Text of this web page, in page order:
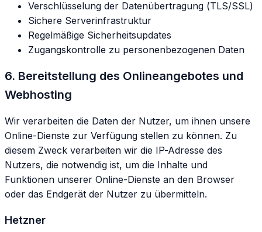
Verschlüsselung der Datenübertragung (TLS/SSL)
Sichere Serverinfrastruktur
Regelmäßige Sicherheitsupdates
Zugangskontrolle zu personenbezogenen Daten
6. Bereitstellung des Onlineangebotes und
Webhosting
Wir verarbeiten die Daten der Nutzer, um ihnen unsere
Online-Dienste zur Verfügung stellen zu können. Zu
diesem Zweck verarbeiten wir die IP-Adresse des
Nutzers, die notwendig ist, um die Inhalte und
Funktionen unserer Online-Dienste an den Browser
oder das Endgerät der Nutzer zu übermitteln.
Hetzner